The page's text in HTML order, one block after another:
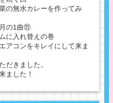
の無水カレーを作ってみ
の1曲⑪
に入れ替えの巻
アコンをキレイにして来ま
だきました。
ました！